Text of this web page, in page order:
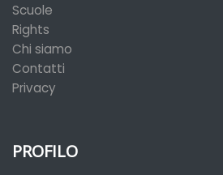
Scuole
Rights
Chi siamo
Contatti
Privacy
PROFILO